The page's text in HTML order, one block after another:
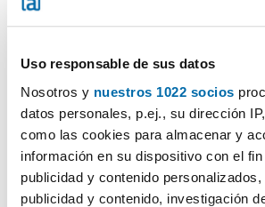
Uso responsable de sus datos
Nosotros y nuestros 1022 socios
datos personales, p.ej., su dirección
como las cookies para almacenar y
información en su dispositivo con el
publicidad y contenido
publicidad y contenido, investigación
650€
80m 3 Loc. 1 Bagno